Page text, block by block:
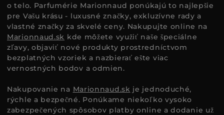
o telo. Parfumérie Marionnaud ponúkajú to najlepšie
pre Vašu krásu - luxusné značky, exkluzívne rady a
vlastné značky za skvelé ceny. Nakupujte online na
Marionnaud.sk kde môžete využiť naše špeciálne
zľavy, objaviť nové produkty prostredníctvom
bezplatných vzoriek a nazbierať ešte viac
vernostných bodov a odmien.
Nakupovanie na Marionnaud.sk je jednoduché,
rýchle a bezpečné. Ponúkame niekoľko vysoko
zabezpečených spôsobov platby online a dodanie už